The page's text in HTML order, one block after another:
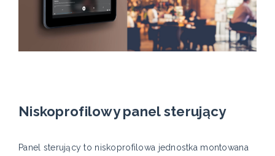
Niskoprofilowy panel sterujący
Panel sterujący to niskoprofilowa jednostka montowana